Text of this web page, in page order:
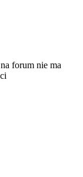
forum nie ma